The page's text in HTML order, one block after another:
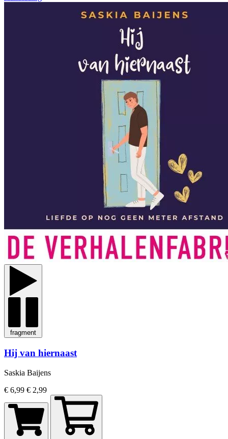
fragment
Hij van hiernaast
Saskia Baijens
€ 6,99 € 2,99